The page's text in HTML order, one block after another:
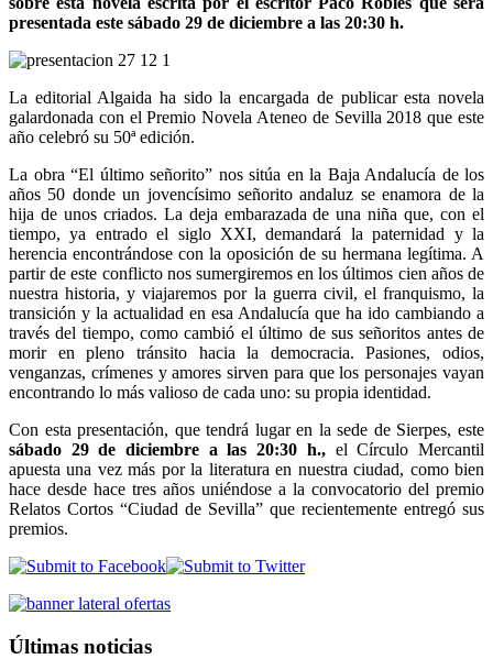
presentada este sábado 29 de diciembre a las 20:30 h.
La editorial Algaida ha sido la encargada de publicar esta novela
galardonada con el Premio Novela Ateneo de Sevilla 2018 que este
año celebró su 50ª edición.
La obra “El último señorito” nos sitúa en la Baja Andalucía de los
años 50 donde un jovencísimo señorito andaluz se enamora de la
hija de unos criados. La deja embarazada de una niña que, con el
tiempo, ya entrado el siglo XXI, demandará la paternidad y la
herencia encontrándose con la oposición de su hermana legítima. A
partir de este conflicto nos sumergiremos en los últimos cien años de
nuestra historia, y viajaremos por la guerra civil, el franquismo, la
transición y la actualidad en esa Andalucía que ha ido cambiando a
través del tiempo, como cambió el último de sus señoritos antes de
morir en pleno tránsito hacia la democracia. Pasiones, odios,
venganzas, crímenes y amores sirven para que los personajes vayan
encontrando lo más valioso de cada uno: su propia identidad.
Con esta presentación, que tendrá lugar en la sede de Sierpes, este
sábado 29 de diciembre a las 20:30 h., el Círculo Mercantil
apuesta una vez más por la literatura en nuestra ciudad, como bien
hace desde hace tres años uniéndose a la convocatorio del premio
Relatos Cortos “Ciudad de Sevilla” que recientemente entregó sus
premios.
Últimas noticias